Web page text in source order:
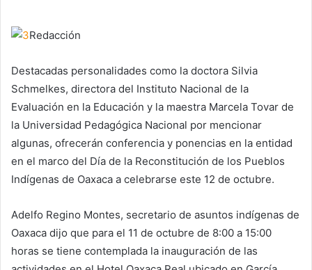
Redacción
Destacadas personalidades como la doctora Silvia
Schmelkes, directora del Instituto Nacional de la
Evaluación en la Educación y la maestra Marcela Tovar de
la Universidad Pedagógica Nacional por mencionar
algunas, ofrecerán conferencia y ponencias en la entidad
en el marco del Día de la Reconstitución de los Pueblos
Indígenas de Oaxaca a celebrarse este 12 de octubre.
Adelfo Regino Montes, secretario de asuntos indígenas de
Oaxaca dijo que para el 11 de octubre de 8:00 a 15:00
horas se tiene contemplada la inauguración de las